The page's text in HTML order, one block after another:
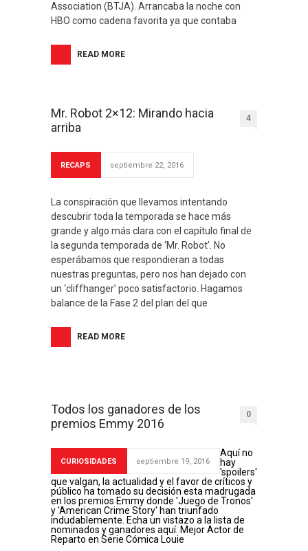
Association (BTJA). Arrancaba la noche con
HBO como cadena favorita ya que contaba
READ MORE
Mr. Robot 2×12: Mirando hacia
arriba
4
RECAPS septiembre 22, 2016
La conspiración que llevamos intentando
descubrir toda la temporada se hace más
grande y algo más clara con el capítulo final de
la segunda temporada de ‘Mr. Robot’. No
esperábamos que respondieran a todas
nuestras preguntas, pero nos han dejado con
un ‘cliffhanger’ poco satisfactorio. Hagamos
balance de la Fase 2 del plan del que
READ MORE
Todos los ganadores de los
premios Emmy 2016
0
CURIOSIDADES septiembre 19, 2016
Aquí no
hay
'spoilers'
que valgan, la actualidad y el favor de críticos y
público ha tomado su decisión esta madrugada
en los premios Emmy donde 'Juego de Tronos'
y 'American Crime Story' han triunfado
indudablemente. Echa un vistazo a la lista de
nominados y ganadores aquí: Mejor Actor de
Reparto en Serie Cómica Louie